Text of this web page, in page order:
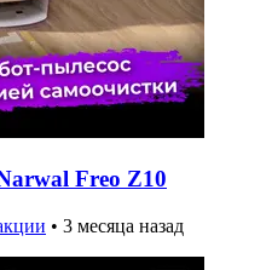
Freo Z10
• 3 месяца назад